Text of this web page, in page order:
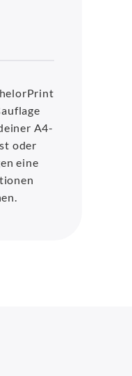
A4-
oder
eine